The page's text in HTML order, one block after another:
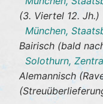
(3. Viertel 12. Jh.)
München,
Bairisch (bald
Solothurn,
Alemannisch